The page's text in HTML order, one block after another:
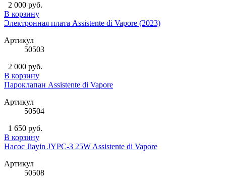
2 000 руб.
В корзину
Электронная плата Assistente di Vapore (2023)
Артикул
50503
2 000 руб.
В корзину
Пароклапан Assistente di Vapore
Артикул
50504
1 650 руб.
В корзину
Насос Jiayin JYPC-3 25W Assistente di Vapore
Артикул
50508